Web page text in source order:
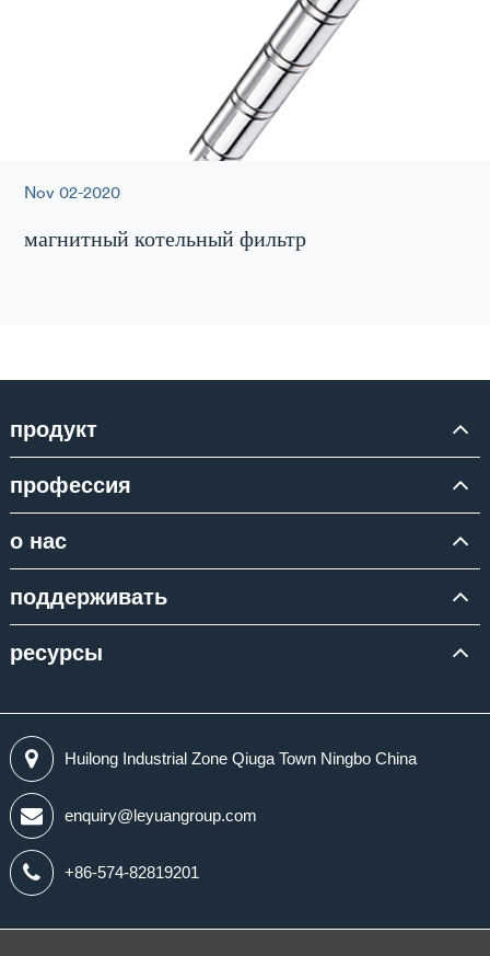
Nov 02-2020
магнитный котельный фильтр
продукт
профессия
о нас
поддерживать
ресурсы
Huilong Industrial Zone Qiuga Town Ningbo China
enquiry@leyuangroup.com
+86-574-82819201